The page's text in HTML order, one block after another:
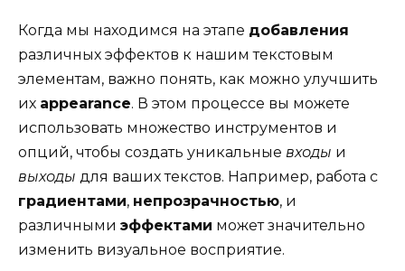
Когда мы находимся на этапе добавления
различных эффектов к нашим текстовым
элементам, важно понять, как можно улучшить
их appearance. В этом процессе вы можете
использовать множество инструментов и
опций, чтобы создать уникальные входы и
выходы для ваших текстов. Например, работа с
градиентами, непрозрачностью, и
различными эффектами может значительно
изменить визуальное восприятие.